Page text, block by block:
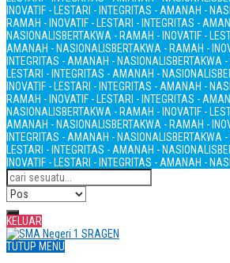
INOVATIF - LESTARI - INTEGRITAS - AMANAH -
RAMAH - INOVATIF - LESTARI - INTEGRITAS -
NASIONALISBERTAKWA - RAMAH - INOVATIF -
AMANAH - NASIONALISBERTAKWA - RAMAH -
INTEGRITAS - AMANAH - NASIONALISBERTAKWA
LESTARI - INTEGRITAS - AMANAH - NASIONALIS
INOVATIF - LESTARI - INTEGRITAS - AMANAH -
RAMAH - INOVATIF - LESTARI - INTEGRITAS -
NASIONALISBERTAKWA - RAMAH - INOVATIF -
AMANAH - NASIONALISBERTAKWA - RAMAH -
INTEGRITAS - AMANAH - NASIONALISBERTAKWA
LESTARI - INTEGRITAS - AMANAH - NASIONALIS
INOVATIF - LESTARI - INTEGRITAS - AMANAH -
KELUAR
TUTUP MENU